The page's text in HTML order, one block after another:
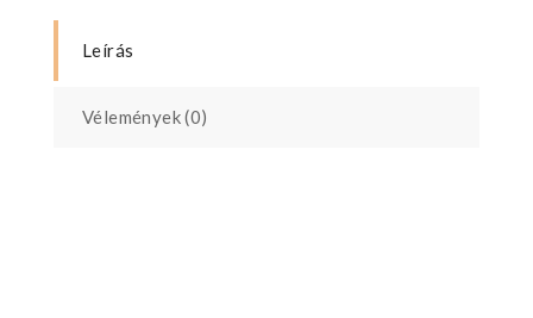
Leírás
Vélemények (0)